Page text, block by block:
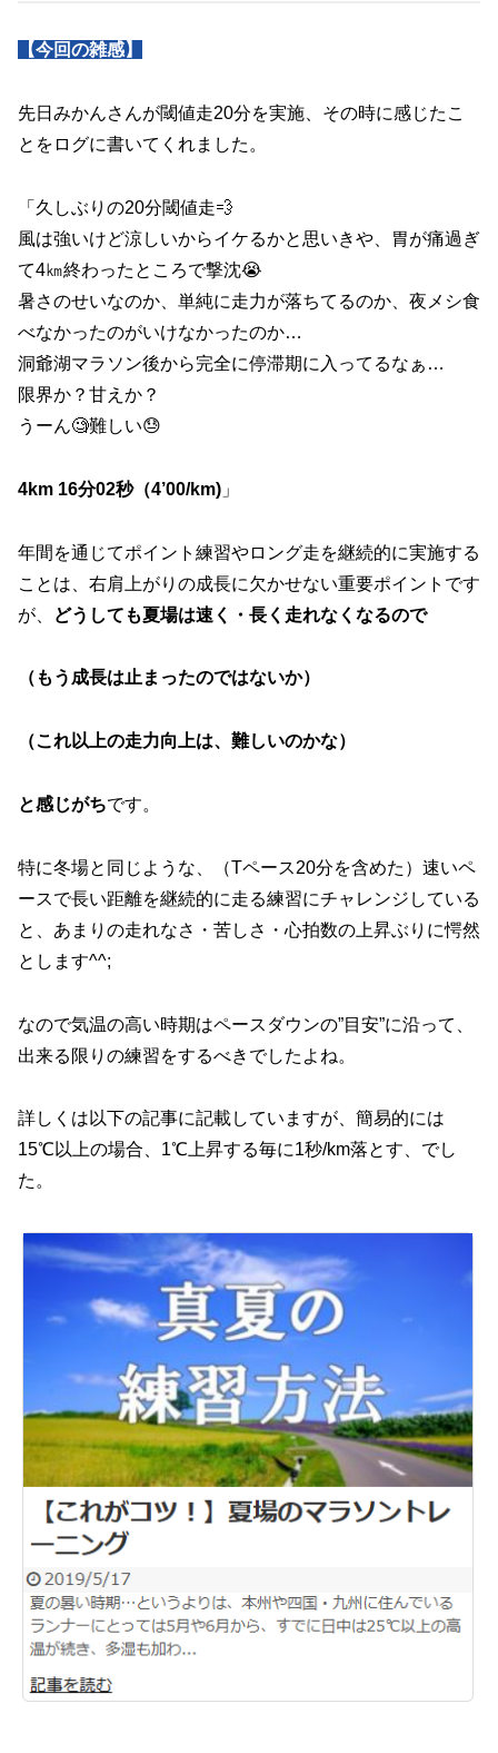
【今回の雑感】
先日みかんさんが閾値走20分を実施、その時に感じたこ
とをログに書いてくれました。
「久しぶりの20分閾値走💨
風は強いけど涼しいからイケるかと思いきや、胃が痛過ぎ
て4㎞終わったところで撃沈😭
暑さのせいなのか、単純に走力が落ちてるのか、夜メシ食
べなかったのがいけなかったのか…
洞爺湖マラソン後から完全に停滞期に入ってるなぁ…
限界か？甘えか？
うーん🧐難しい😓
4km 16分02秒（4’00/km) 」
年間を通じてポイント練習やロング走を継続的に実施する
ことは、右肩上がりの成長に欠かせない重要ポイントです
が、
どうしても夏場は速く・長く走れなくなるので
（もう成長は止まったのではないか）
（これ以上の走力向上は、難しいのかな）
と感じがちです。
特に冬場と同じような、（Tペース20分を含めた）速いペ
ースで長い距離を継続的に走る練習にチャレンジしている
と、あまりの走れなさ・苦しさ・心拍数の上昇ぶりに愕然
とします^^;
なので気温の高い時期はペースダウンの”目安”に沿って、
出来る限りの練習をするべきでしたよね。
詳しくは以下の記事に記載していますが、簡易的には
15℃以上の場合、1℃上昇する毎に1秒/km落とす、でし
た。